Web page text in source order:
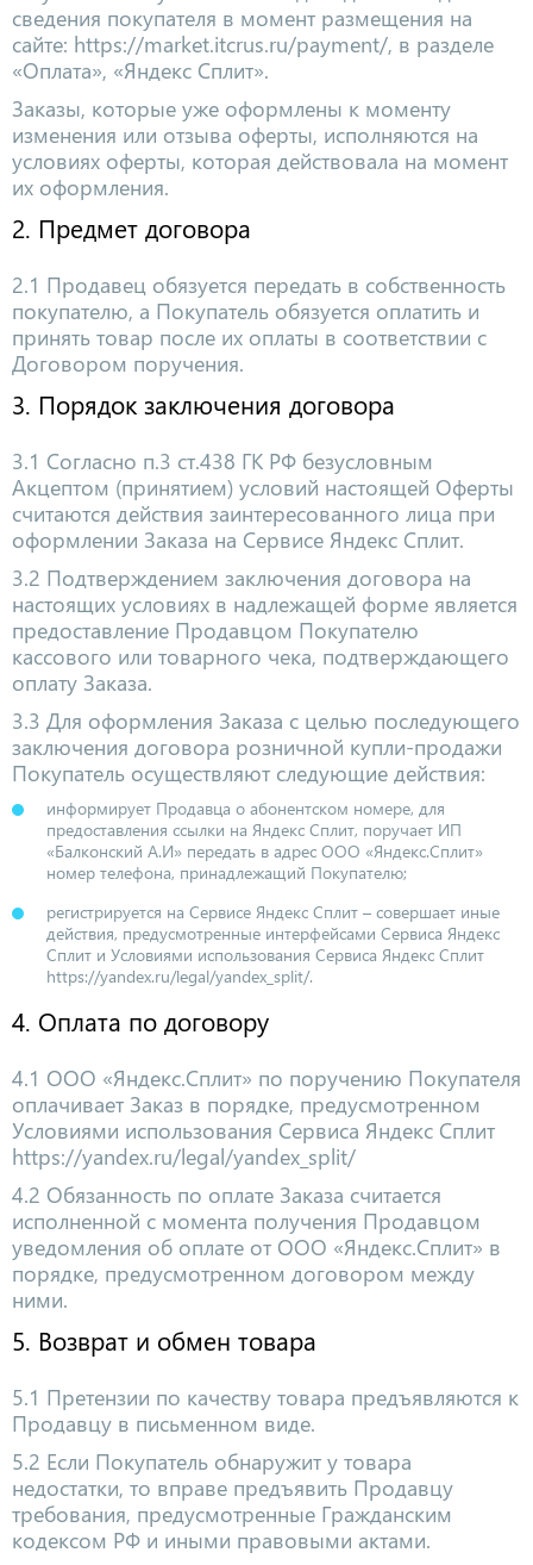
сведения покупателя в момент размещения на
сайте: https://market.itcrus.ru/payment/, в разделе
«Оплата», «Яндекс Сплит».
Заказы, которые уже оформлены к моменту
изменения или отзыва оферты, исполняются на
условиях оферты, которая действовала на момент
их оформления.
2. Предмет договора
2.1 Продавец обязуется передать в собственность
покупателю, а Покупатель обязуется оплатить и
принять товар после их оплаты в соответствии с
Договором поручения.
3. Порядок заключения договора
3.1 Согласно п.3 ст.438 ГК РФ безусловным
Акцептом (принятием) условий настоящей Оферты
считаются действия заинтересованного лица при
оформлении Заказа на Сервисе Яндекс Сплит.
3.2 Подтверждением заключения договора на
настоящих условиях в надлежащей форме является
предоставление Продавцом Покупателю
кассового или товарного чека, подтверждающего
оплату Заказа.
3.3 Для оформления Заказа с целью последующего
заключения договора розничной купли-продажи
Покупатель осуществляют следующие действия:
информирует Продавца о абонентском номере, для
предоставления ссылки на Яндекс Сплит, поручает ИП
«Балконский А.И» передать в адрес ООО «Яндекс.Сплит»
номер телефона, принадлежащий Покупателю;
регистрируется на Сервисе Яндекс Сплит – совершает иные
действия, предусмотренные интерфейсами Сервиса Яндекс
Сплит и Условиями использования Сервиса Яндекс Сплит
https://yandex.ru/legal/yandex_split/.
4. Оплата по договору
4.1 ООО «Яндекс.Сплит» по поручению Покупателя
оплачивает Заказ в порядке, предусмотренном
Условиями использования Сервиса Яндекс Сплит
https://yandex.ru/legal/yandex_split/
4.2 Обязанность по оплате Заказа считается
исполненной с момента получения Продавцом
уведомления об оплате от ООО «Яндекс.Сплит» в
порядке, предусмотренном договором между
ними.
5. Возврат и обмен товара
5.1 Претензии по качеству товара предъявляются к
Продавцу в письменном виде.
5.2 Если Покупатель обнаружит у товара
недостатки, то вправе предъявить Продавцу
требования, предусмотренные Гражданским
кодексом РФ и иными правовыми актами.